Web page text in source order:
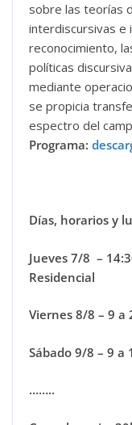
sobre las teorías
interdiscursivas e
reconocimiento,
políticas
mediante
se propicia
espectro del
Programa:
Días, horarios y
Jueves 7/8 –
Residencial
Viernes 8/8 – 9 a
Sábado 9/8 – 9 a
……..